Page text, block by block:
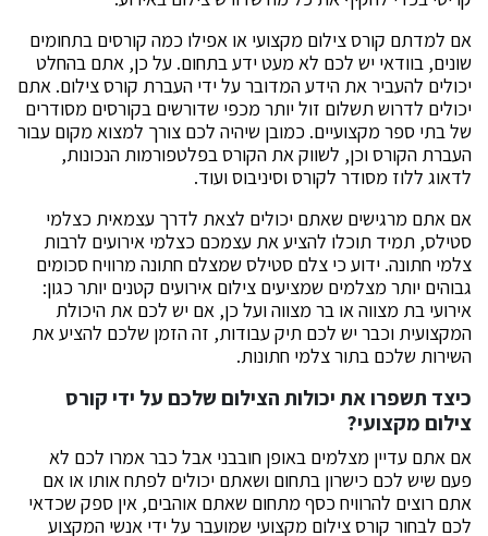
אם למדתם קורס צילום מקצועי או אפילו כמה קורסים בתחומים
שונים, בוודאי יש לכם לא מעט ידע בתחום. על כן, אתם בהחלט
יכולים להעביר את הידע המדובר על ידי העברת קורס צילום. אתם
יכולים לדרוש תשלום זול יותר מכפי שדורשים בקורסים מסודרים
של בתי ספר מקצועיים. כמובן שיהיה לכם צורך למצוא מקום עבור
העברת הקורס וכן, לשווק את הקורס בפלטפורמות הנכונות,
לדאוג ללוז מסודר לקורס וסיניבוס ועוד.
אם אתם מרגישים שאתם יכולים לצאת לדרך עצמאית כצלמי
סטילס, תמיד תוכלו להציע את עצמכם כצלמי אירועים לרבות
צלמי חתונה. ידוע כי צלם סטילס שמצלם חתונה מרוויח סכומים
גבוהים יותר מצלמים שמציעים צילום אירועים קטנים יותר כגון:
אירועי בת מצווה או בר מצווה ועל כן, אם יש לכם את היכולת
המקצועית וכבר יש לכם תיק עבודות, זה הזמן שלכם להציע את
השירות שלכם בתור צלמי חתונות.
כיצד תשפרו את יכולות הצילום שלכם על ידי קורס
צילום מקצועי?
אם אתם עדיין מצלמים באופן חובבני אבל כבר אמרו לכם לא
פעם שיש לכם כישרון בתחום ושאתם יכולים לפתח אותו או אם
אתם רוצים להרוויח כסף מתחום שאתם אוהבים, אין ספק שכדאי
לכם לבחור קורס צילום מקצועי שמועבר על ידי אנשי המקצוע